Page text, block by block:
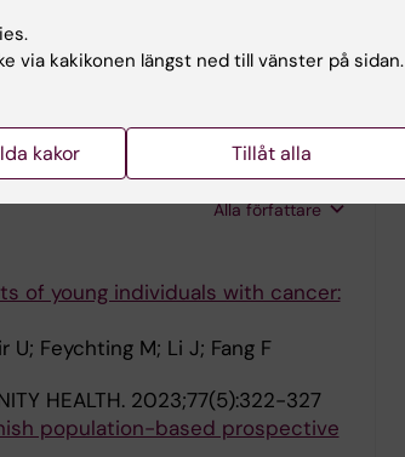
U; Song H; Hammar N; Fang F
and anxiety disorders: a
TP; Andreassen OA;
Alla författare
of young individuals with cancer:
U; Feychting M; Li J; Fang F
HEALTH. 2023;77(5):322-327
population-based prospective
via kakikonen längst ned till vänster på sidan.
kakor Tillåt alla